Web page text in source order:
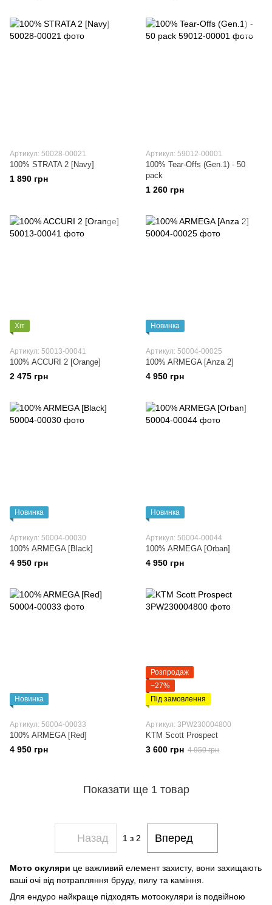
Артикул: 50028-00021
100% STRATA 2 [Navy]
1 890 грн
Артикул: 59012-00001
100% Tear-Offs (Gen.1) - 50
pack
1 260 грн
Хіт
Артикул: 50013-00041
100% ACCURI 2 [Orange]
2 475 грн
Новинка
Артикул: 50004-00025
100% ARMEGA [Anza 2]
4 950 грн
Новинка
Артикул: 50004-00030
100% ARMEGA [Black]
4 950 грн
Новинка
Артикул: 50004-00044
100% ARMEGA [Orban]
4 950 грн
Новинка
Артикул: 50004-00033
100% ARMEGA [Red]
4 950 грн
Розпродаж
−27%
Під замовлення
Артикул: 3PW230004800
KTM Scott Prospect
3 600 грн 4 950 грн
Показати ще 1 товар
Назад 1 з 2 Вперед
Мото окуляри це важливий елемент захисту, вони захищають
ваші очі від потрапляння бруду, пилу та каміння.
Для ендуро найкраще підходять мотоокуляри із подвійною